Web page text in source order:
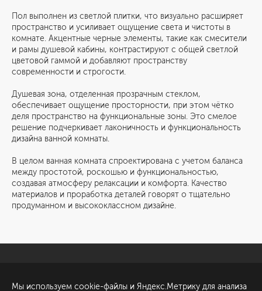
Пол выполнен из светлой плитки, что визуально расширяет
пространство и усиливает ощущение света и чистоты в
комнате. Акцентные черные элементы, такие как смесители
и рамы душевой кабины, контрастируют с общей светлой
цветовой гаммой и добавляют пространству
современности и строгости.
Душевая зона, отделенная прозрачным стеклом,
обеспечивает ощущение просторности, при этом чётко
деля пространство на функциональные зоны. Это смелое
решение подчеркивает лаконичность и функциональность
дизайна ванной комнаты.
В целом ванная комната спроектирована с учетом баланса
между простотой, роскошью и функциональностью,
создавая атмосферу релаксации и комфорта. Качество
материалов и проработка деталей говорят о тщательно
продуманном и высококлассном дизайне.
Обсудить проект
Мы используем cookie-файлы и Яндекс.Метрику для анализа